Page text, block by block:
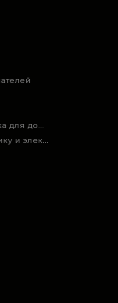
Новости и статьи техника для дома, сада и ремонта
Акции на садовую технику и электроинструмент на RSmarket.by